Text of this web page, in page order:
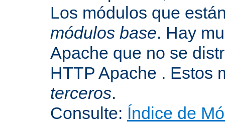
Los módulos que
módulos base. Hay
Apache que no se
HTTP Apache . Estos
terceros.
Consulte: Índice de